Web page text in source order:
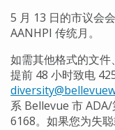
5 月 13 日的市议会
AANHPI 传统月。
如需其他格式的文
提前 48 小时致电
系 Bellevue 市
6168。如果您为失